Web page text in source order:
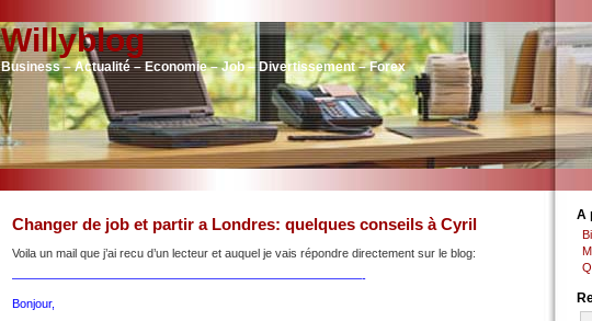
Willyblog
Business – Actualité – Economie – Job – Divertissement – Forex
Changer de job et partir a Londres: quelques conseils à Cyril
Voila un mail que j’ai recu d’un lecteur et auquel je vais répondre directement sur le blog:
—————————————————————————————-
Bonjour,
A